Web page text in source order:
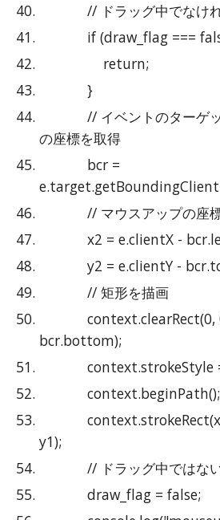
// ドラッグ中
if (draw_flag ===
                return;
            }
            // イベントのターゲット（キャンバス）
の座標を取得
// マウスアップの座
x2 = e.clientX -
y2 = e.clientY -
            // 矩形を描画
            context.clearRect(0, 0, bcr.right,
bcr.bottom);
            context.beginPath();
            context.strokeRect(x1, y1, x2 - x1, y2 -
y1);
// ドラッグ中ではな
            draw_flag = false;